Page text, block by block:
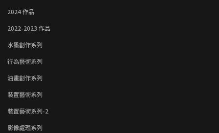
2024 作品
2022-2023 作品
水墨創作系列
行為藝術系列
油畫創作系列
裝置藝術系列
裝置藝術系列-2
影像處理系列